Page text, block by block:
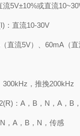
5V±10%或直流
：直流10-30V
直流5V）、60mA（直
300kHz，推挽200kHz
：A，B，N，A，B
，A，B，N，传感